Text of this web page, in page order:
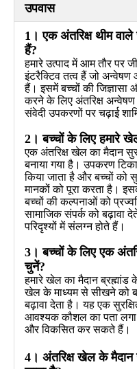
उपवास
1। एक अंतरिक्ष थीम
हैं?
हमारे उत्पाद में आम तौर पर
इंटरैक्टिव तत्व हैं जो अन्वेषण
हैं। इसमें बच्चों की जिज्ञासा
करने के लिए अंतरिक्ष अन्वेषण
संवेदी उपकरणों पर चढ़ाई
2। बच्चों के लिए हमारे
एक अंतरिक्ष खेल का मैदान
बनाया गया है। उपकरण
किया जाता है और बच्चों को
मानकों को पूरा करता है।
बच्चों की कल्पनाओं को
सामाजिक संपर्क को बढ़ावा
परिदृश्यों में संलग्न होते हैं।
3। बच्चों के लिए एक
चुनें?
हमारे खेल का मैदान ब्रह्मांड
खेल के माध्यम से सीखने को
बढ़ावा देता है। यह एक
आवश्यक कौशल का पता
और विकसित कर सकते हैं।
4। अंतरिक्ष खेल के मैदान